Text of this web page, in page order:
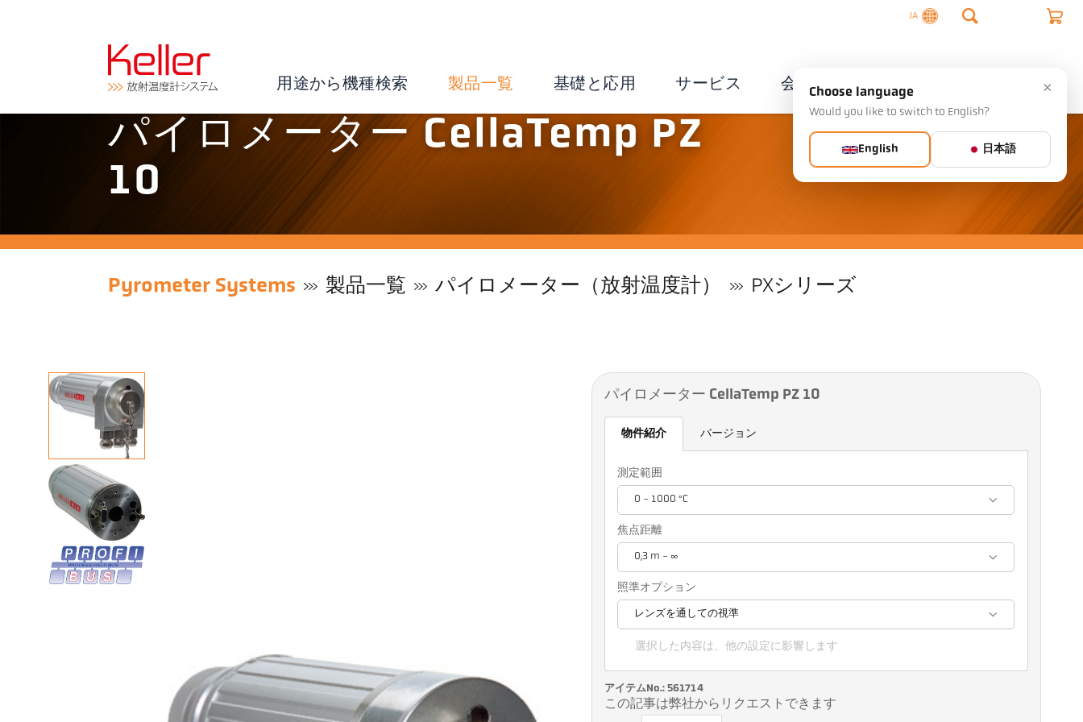
JA
用途から機種検索 製品一覧 基礎と応用 サービス 会社概要
パイロメーター CellaTemp PZ
10
Pyrometer Systems 製品一覧 パイロメーター（放射温度計） PXシリーズ
パイロメーター CellaTemp PZ 10
物件紹介 バージョン
測定範囲
0 - 1000 °C
焦点距離
0,3 m - ∞
照準オプション
レンズを通しての視準
選択した内容は、他の設定に影響します
アイテムNo.: 561714
この記事は弊社からリクエストできます
×
Choose language
Would you like to switch to English?
English 日本語